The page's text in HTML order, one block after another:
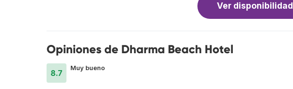
Ver disponibilidad
Opiniones de Dharma Beach Hotel
8.7
Muy bueno